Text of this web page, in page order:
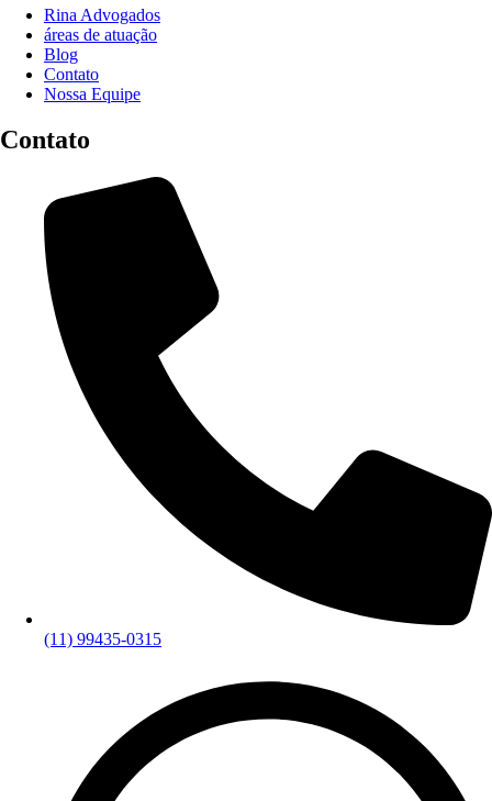
Rina Advogados
áreas de atuação
Blog
Contato
Nossa Equipe
Contato
(11) 99435-0315